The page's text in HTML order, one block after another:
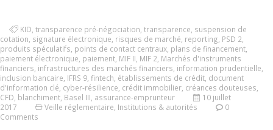
KID transparence pré-négociation transparence suspension de
cotation signature électronique risques de marché reporting PSD 2
produits spéculatifs points de contact centraux plans de financement
paiement électronique paiement MIF II MIF 2 Marchés d'instruments
financiers infrastructures des marchés financiers information prudentielle
inclusion bancaire IFRS 9 fintech établissements de crédit document
d'information clé cyber-résilience crédit immobilier créances douteuses
CFD blanchiment Basel III assurance-emprunteur
10 juillet
2017
Veille réglementaire Institutions & autorités
0
Comments